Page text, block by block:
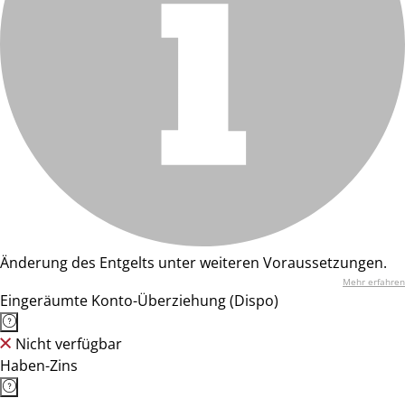
Änderung des Entgelts unter weiteren Voraussetzungen.
Mehr erfahren
Eingeräumte Konto-Überziehung (Dispo)
Nicht verfügbar
Haben-Zins